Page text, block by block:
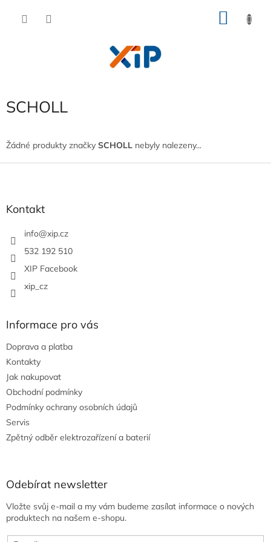
SCHOLL
Žádné produkty značky SCHOLL nebyly nalezeny...
Kontakt
info@xip.cz
532 192 510
XIP Facebook
xip_cz
Informace pro vás
Doprava a platba
Kontakty
Jak nakupovat
Obchodní podmínky
Podmínky ochrany osobních údajů
Servis
Zpětný odběr elektrozařízení a baterií
Odebírat newsletter
Vložte svůj e-mail a my vám budeme zasílat informace o nových
produktech na našem e-shopu.